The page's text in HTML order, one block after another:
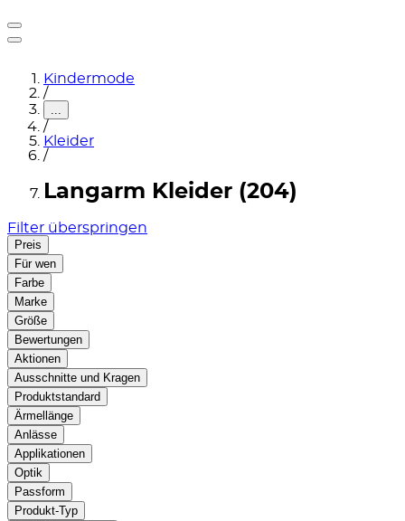
Kindermode
/
...
/
Kleider
/
Langarm Kleider (204)
Filter überspringen
Preis
Für wen
Farbe
Marke
Größe
Bewertungen
Aktionen
Ausschnitte und Kragen
Produktstandard
Ärmellänge
Anlässe
Applikationen
Optik
Passform
Produkt-Typ